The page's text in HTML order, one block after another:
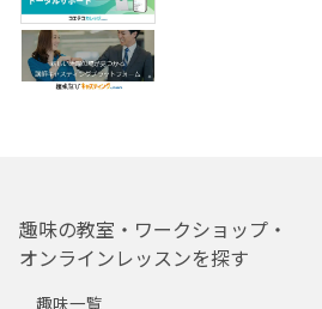
趣味の教室・ワークショップ・
オンラインレッスンを探す
趣味一覧